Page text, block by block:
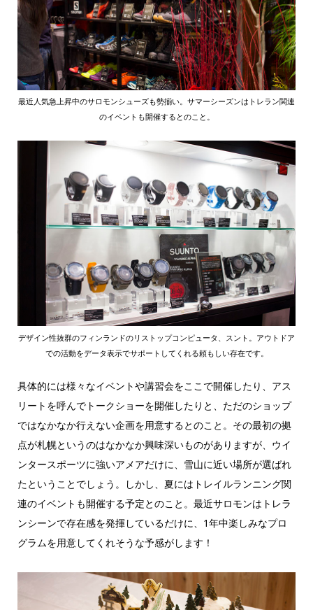
最近人気急上昇中のサロモンシューズも勢揃い。サマーシーズンはトレラン関連
のイベントも開催するとのこと。
デザイン性抜群のフィンランドのリストップコンピュータ、スント。アウトドア
での活動をデータ表示でサポートしてくれる頼もしい存在です。
具体的には様々なイベントや講習会をここで開催したり、アス
リートを呼んでトークショーを開催したりと、ただのショップ
ではなかなか行えない企画を用意するとのこと。その最初の拠
点が札幌というのはなかなか興味深いものがありますが、ウイ
ンタースポーツに強いアメアだけに、雪山に近い場所が選ばれ
たということでしょう。しかし、夏にはトレイルランニング関
連のイベントも開催する予定とのこと。最近サロモンはトレラ
ンシーンで存在感を発揮しているだけに、1年中楽しみなプロ
グラムを用意してくれそうな予感がします！